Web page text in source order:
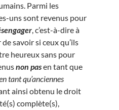
Parmi les
uns sont revenus pour
, c’est-à-dire à
savoir si ceux qu’ils
heureux sans pour
non pasen tant que
tant qu’anciennes
ainsi obtenu le droit
complète(s),